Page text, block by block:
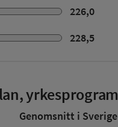
226,0
228,5
yrkesprogram
Genomsnitt i Sverige